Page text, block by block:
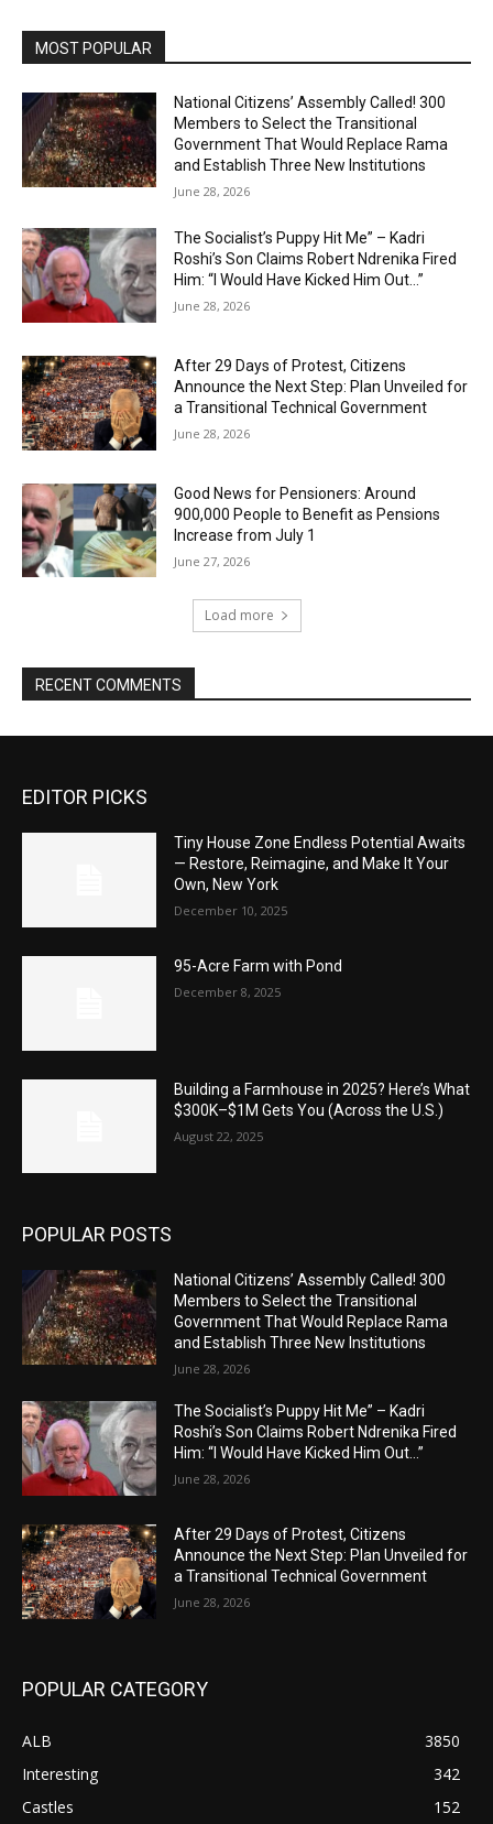
MOST POPULAR
National Citizens’ Assembly Called! 300
Members to Select the Transitional
Government That Would Replace Rama
and Establish Three New Institutions
June 28, 2026
The Socialist’s Puppy Hit Me” – Kadri
Roshi’s Son Claims Robert Ndrenika Fired
Him: “I Would Have Kicked Him Out…”
June 28, 2026
After 29 Days of Protest, Citizens
Announce the Next Step: Plan Unveiled for
a Transitional Technical Government
June 28, 2026
Good News for Pensioners: Around
900,000 People to Benefit as Pensions
Increase from July 1
June 27, 2026
Load more
RECENT COMMENTS
EDITOR PICKS
Tiny House Zone Endless Potential Awaits
— Restore, Reimagine, and Make It Your
Own, New York
December 10, 2025
95-Acre Farm with Pond
December 8, 2025
Building a Farmhouse in 2025? Here’s What
$300K–$1M Gets You (Across the U.S.)
August 22, 2025
POPULAR POSTS
National Citizens’ Assembly Called! 300
Members to Select the Transitional
Government That Would Replace Rama
and Establish Three New Institutions
June 28, 2026
The Socialist’s Puppy Hit Me” – Kadri
Roshi’s Son Claims Robert Ndrenika Fired
Him: “I Would Have Kicked Him Out…”
June 28, 2026
After 29 Days of Protest, Citizens
Announce the Next Step: Plan Unveiled for
a Transitional Technical Government
June 28, 2026
POPULAR CATEGORY
ALB
3850
Interesting
342
Castles
152